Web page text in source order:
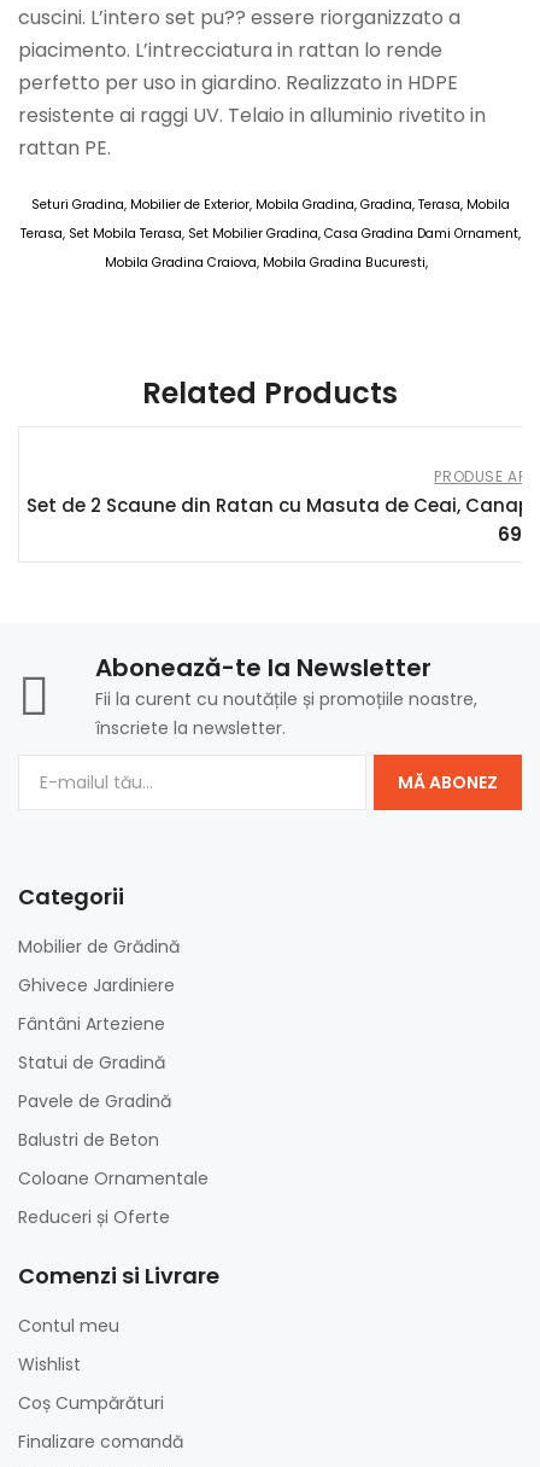
cuscini. L’intero set pu?? essere riorganizzato a
piacimento. L’intrecciatura in rattan lo rende
perfetto per uso in giardino. Realizzato in HDPE
resistente ai raggi UV. Telaio in alluminio rivetito in
rattan PE.
Seturi Gradina, Mobilier de Exterior, Mobila Gradina, Gradina, Terasa, Mobila
Terasa, Set Mobila Terasa, Set Mobilier Gradina, Casa Gradina Dami Ornament,
Mobila Gradina Craiova, Mobila Gradina Bucuresti,
Related Products
PRODUSE
Set de 2 Scaune din Ratan cu Masuta de Ceai,
Abonează-te la Newsletter
Fii la curent cu noutățile și promoțiile noastre,
înscriete la newsletter.
MĂ ABONEZ
Categorii
Mobilier de Grădină
Ghivece Jardiniere
Fântâni Arteziene
Statui de Gradină
Pavele de Gradină
Balustri de Beton
Coloane Ornamentale
Reduceri și Oferte
Comenzi si Livrare
Contul meu
Wishlist
Coș Cumpărături
Finalizare comandă